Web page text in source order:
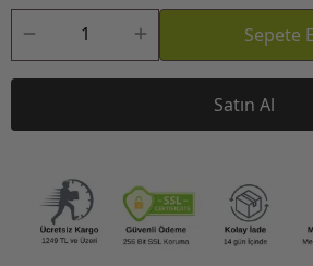
Sepete
Satın Al